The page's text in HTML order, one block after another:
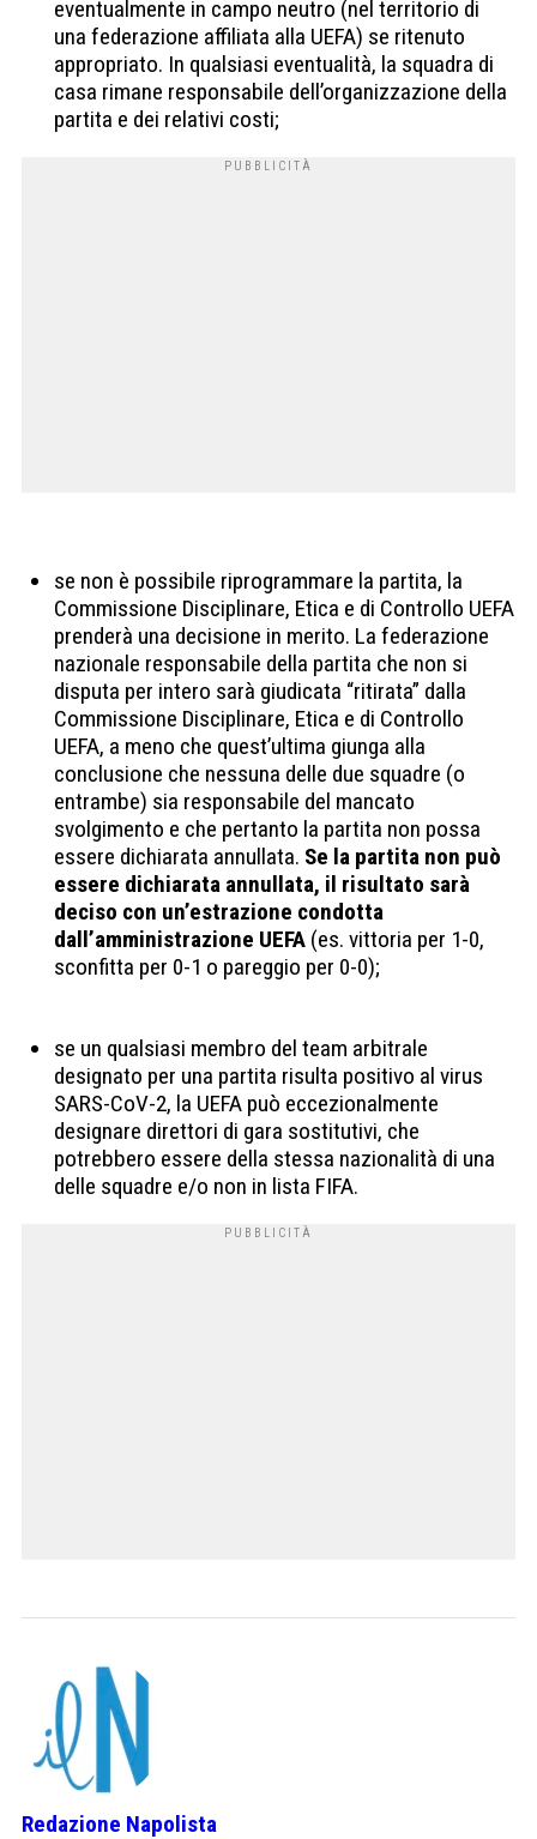
eventualmente in campo neutro (nel territorio di
una federazione affiliata alla UEFA) se ritenuto
appropriato. In qualsiasi eventualità, la squadra di
casa rimane responsabile dell’organizzazione della
partita e dei relativi costi;
se non è possibile riprogrammare la partita, la
Commissione Disciplinare, Etica e di Controllo UEFA
prenderà una decisione in merito. La federazione
nazionale responsabile della partita che non si
disputa per intero sarà giudicata “ritirata” dalla
Commissione Disciplinare, Etica e di Controllo
UEFA, a meno che quest’ultima giunga alla
conclusione che nessuna delle due squadre (o
entrambe) sia responsabile del mancato
svolgimento e che pertanto la partita non possa
essere dichiarata annullata. Se la partita non può
essere dichiarata annullata, il risultato sarà
deciso con un’estrazione condotta
dall’amministrazione UEFA (es. vittoria per 1-0,
sconfitta per 0-1 o pareggio per 0-0);
se un qualsiasi membro del team arbitrale
designato per una partita risulta positivo al virus
SARS-CoV-2, la UEFA può eccezionalmente
designare direttori di gara sostitutivi, che
potrebbero essere della stessa nazionalità di una
delle squadre e/o non in lista FIFA.
Redazione Napolista